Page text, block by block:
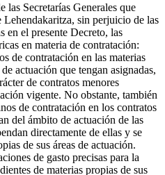
las Secretarías Generales que
Lehendakaritza, sin perjuicio de las
en el presente Decreto, las
en materia de contratación:
de contratación en las materias
actuación que tengan asignadas,
de contratos menores
vigente. No obstante, también
de contratación en los contratos
del ámbito de actuación de las
directamente de ellas y se
de sus áreas de actuación.
de gasto precisas para la
de materias propias de sus